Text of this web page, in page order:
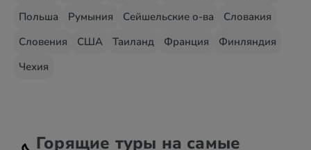
Польша
Румыния Сейшельские о-ва
Словакия
Словения
США Таиланд Франция
Финляндия
Чехия
Горящие туры на самые